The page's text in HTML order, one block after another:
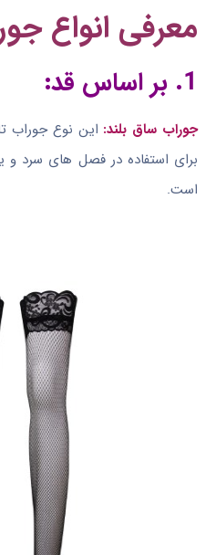
معرفی انواع
1. بر اساس قد:
جوراب ساق بلند: این نوع جوراب تا
برای استفاده در فصل های سرد
است.